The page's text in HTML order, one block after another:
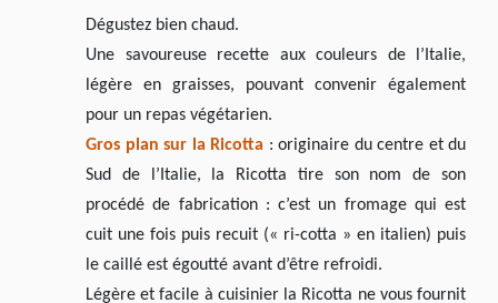
Dégustez bien chaud.
Une savoureuse recette aux couleurs de l’Italie,
légère en graisses, pouvant convenir également
pour un repas végétarien.
Gros plan sur la Ricotta : originaire du centre et du
Sud de l’Italie, la Ricotta tire son nom de son
procédé de fabrication : c’est un fromage qui est
cuit une fois puis recuit (« ri-cotta » en italien) puis
le caillé est égoutté avant d’être refroidi.
Légère et facile à cuisinier la Ricotta ne vous fournit